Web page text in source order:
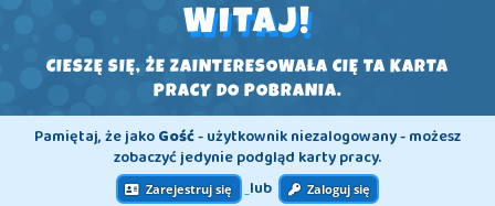
WITAJ!
CIESZĘ SIĘ, ŻE ZAINTERESOWAŁA CIĘ TA KARTA
PRACY DO POBRANIA.
Pamiętaj, że jakoGość- użytkownik niezalogowany - możesz
zobaczyć jedynie podgląd karty pracy.
Zarejestruj się lub Zaloguj się